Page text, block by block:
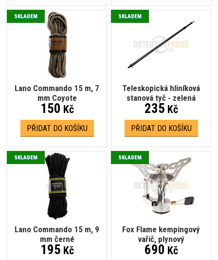
Lano Commando 15 m, 7
mm Coyote
SKLADEM
150 Kč
PŘIDAT DO KOŠÍKU
Teleskopická hliníková
stanová tyč - zelená
SKLADEM
235 Kč
PŘIDAT DO KOŠÍKU
Lano Commando 15 m, 9
mm černé
SKLADEM
195 Kč
Fox Flame kempingový
vařič, plynový
SKLADEM
690 Kč